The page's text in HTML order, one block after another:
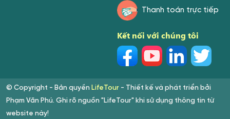
Thanh toán trực tiếp
Kết nối với chúng tôi
© Copyright - Bản quyền LifeTour - Thiết kế và phát triển bởi
Phạm Văn Phú. Ghi rõ nguồn "LifeTour" khi sử dụng thông tin từ
website này!